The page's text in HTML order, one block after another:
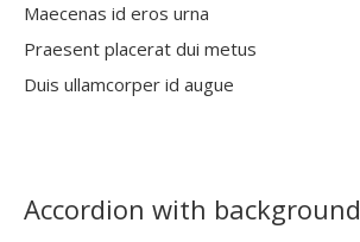
Maecenas id eros urna
Praesent placerat dui metus
Duis ullamcorper id augue
Accordion with background